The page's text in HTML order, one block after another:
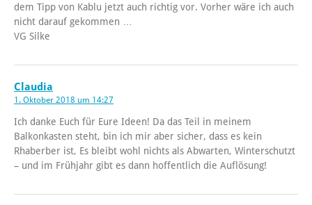
dem Tipp von Kablu jetzt auch richtig vor. Vorher wäre ich auch
nicht darauf gekommen …
VG Silke
Claudia
1. Oktober 2018 um 14:27
Ich danke Euch für Eure Ideen! Da das Teil in meinem
Balkonkasten steht, bin ich mir aber sicher, dass es kein
Rhaberber ist, Es bleibt wohl nichts als Abwarten, Winterschutzt
– und im Frühjahr gibt es dann hoffentlich die Auflösung!